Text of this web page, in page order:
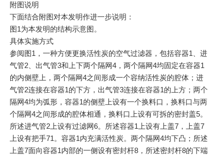
附图说明
下面结合附图对本发明作进一步说明：
图1为本发明的结构示意图。
具体实施方式
参阅图1，一种方便更换活性炭的空气过滤器，包括容器1、进
气管2、出气管3和上下两个隔网4，两个隔网4均固定在容器1
的内侧壁上，两个隔网4之间形成一个容纳活性炭的腔体；进
气管2连接在容器1的下方，出气管3连接在容器1的上方；两个
隔网4均为弧形，容器1的侧壁上设有一个换料口，换料口与两
个隔网4之间形成的腔体相通，换料口上设有可拆的密封盖5。
所述进气管2上设有过滤网6。所述容器1上设有上盖7，上盖7
上设有把手71。容器1内充满活性炭。两个隔网4均下凸；所述
上盖7面向容器1内部的一侧设有密封杆8，所述密封杆8的下端